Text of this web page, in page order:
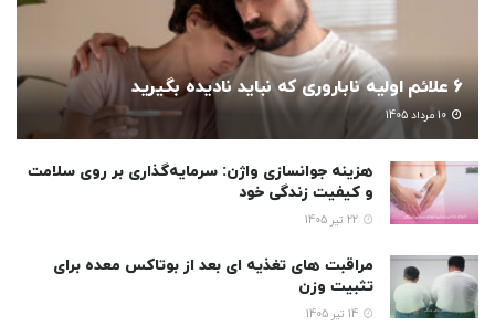
6 علائم اولیه ناباروری که نباید نادیده بگیرید
هزینه جوانسازی واژن: سرمایه‌گذاری بر روی سلامت
و کیفیت زندگی خود
مراقبت های تغذیه ای بعد از بوتاکس معده برای
تثبیت وزن